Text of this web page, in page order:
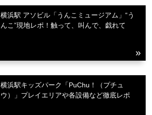
横浜駅 アソビル「うんこミュージアム」“う
んこ”現地レポ！触って、叫んで、戯れて
横浜駅キッズパーク「PuChu！（プチュ
ウ）」プレイエリアや各設備など徹底レポ